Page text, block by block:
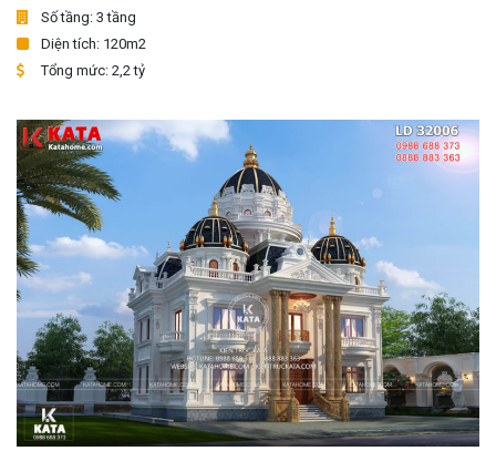
Số tầng: 3 tầng
Diện tích: 120m2
Tổng mức: 2,2 tỷ